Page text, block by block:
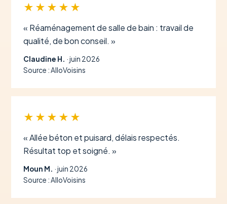
★★★★★
« Réaménagement de salle de bain : travail de
qualité, de bon conseil. »
Claudine H. · juin 2026
Source : AlloVoisins
★★★★★
« Allée béton et puisard, délais respectés.
Résultat top et soigné. »
Moun M. · juin 2026
Source : AlloVoisins